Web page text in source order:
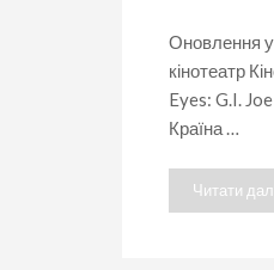
Оновлення у
кінотеатр
Eyes: G.I.
Країна …
Читати